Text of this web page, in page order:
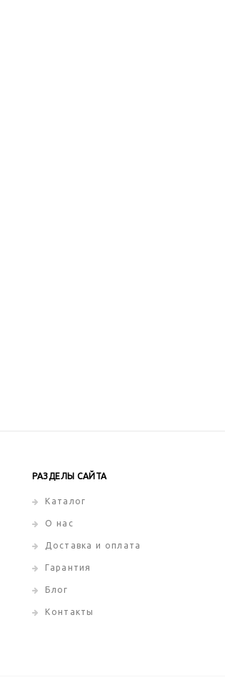
РАЗДЕЛЫ САЙТА
Каталог
О нас
Доставка и оплата
Гарантия
Блог
Контакты